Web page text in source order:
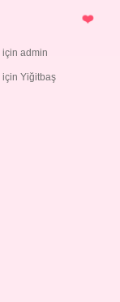
için admin
için Yiğitbaş